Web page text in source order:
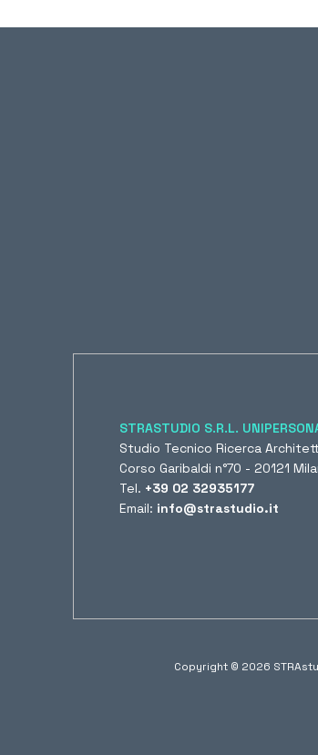
STRASTUDIO S.R.L.
Studio Tecnico Ricerca
Corso Garibaldi n°70 - 20121
Tel. +39 02 32935177
Email: info@strastudio.it
Copyright © 2026